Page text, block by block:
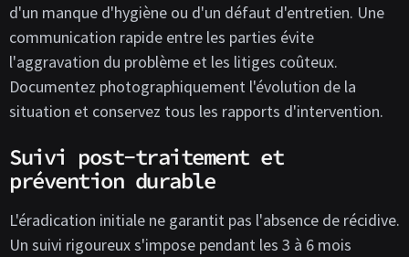
d'un manque d'hygiène ou d'un défaut d'entretien. Une
communication rapide entre les parties évite
l'aggravation du problème et les litiges coûteux.
Documentez photographiquement l'évolution de la
situation et conservez tous les rapports d'intervention.
Suivi post-traitement et
prévention durable
L'éradication initiale ne garantit pas l'absence de récidive.
Un suivi rigoureux s'impose pendant les 3 à 6 mois